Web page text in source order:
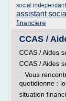
social independant
assistant
financiere
CCAS /
CCAS / Aides
CCAS / Aides
Vous
quotidienne :
situation